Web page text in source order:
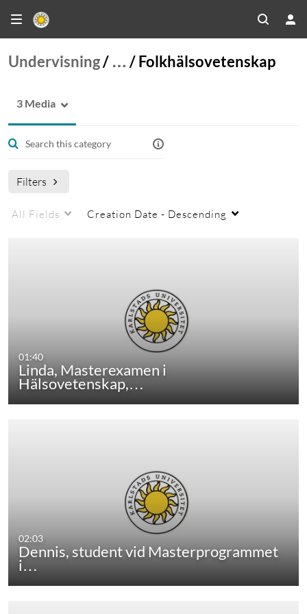
Undervisning/ … /Folkhälsovetenskap
3 Media
Filters
All Fields Creation Date - Descending
01:40
Linda, Masterexamen i
Hälsovetenskap,…
02:03
Dennis, student vid Masterprogrammet
i…